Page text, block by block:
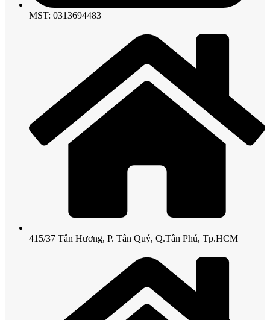
MST: 0313694483
415/37 Tân Hương, P. Tân Quý, Q.Tân Phú, Tp.HCM